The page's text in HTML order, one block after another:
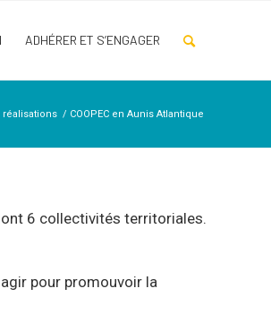
ADHÉRER ET S’ENGAGER
réalisations / COOPEC en Aunis Atlantique
6 collectivités territoriales.
pour promouvoir la